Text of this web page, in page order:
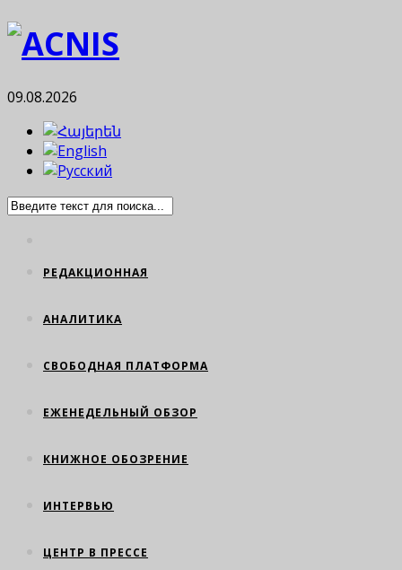
09.08.2026
РЕДАКЦИОННАЯ
АНАЛИТИКА
СВОБОДНАЯ ПЛАТФОРМА
ЕЖЕНЕДЕЛЬНЫЙ ОБЗОР
КНИЖНОЕ ОБОЗРЕНИЕ
ИНТЕРВЬЮ
ЦЕНТР В ПРЕССЕ